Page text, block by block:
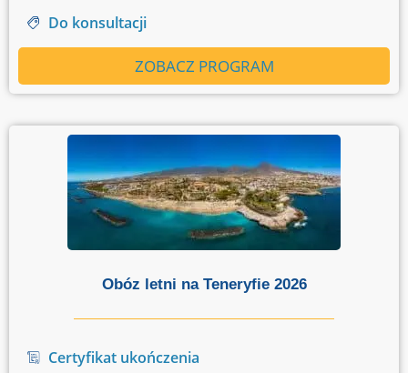
Do konsultacji
ZOBACZ PROGRAM
Obóz letni na Teneryfie 2026
Certyfikat ukończenia